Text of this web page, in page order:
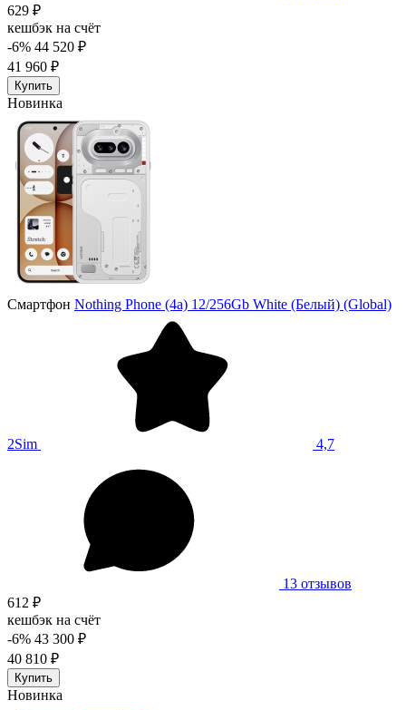
629 ₽
кешбэк на счёт
-6% 44 520 ₽
41 960 ₽
Купить
Новинка
Смартфон Nothing Phone (4a) 12/256Gb White (Белый) (Global)
2Sim 4,7
13 отзывов
612 ₽
кешбэк на счёт
-6% 43 300 ₽
40 810 ₽
Купить
Новинка